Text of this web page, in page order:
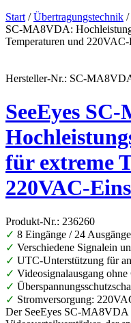
Start /Übertragungstechnik /
SC-MA8VDA:
Temperaturen und 220VAC-
Hersteller-Nr.: SC-
SeeEyes
für extreme
220VAC-
Produkt-Nr.: 236260
✓ 8 Eingänge / 24
✓ Verschiedene Signalein
✓ UTC-Unterstützung für
✓ Videosignalausgang
✓
✓ Stromversorgung:
Der SeeEyes SC-MA8VDA